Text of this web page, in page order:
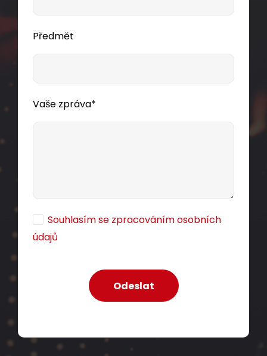
Předmět
Vaše zpráva*
Souhlasím se zpracováním osobních
údajů